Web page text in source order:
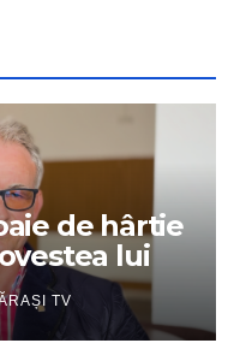
de hârtie
lui
TV